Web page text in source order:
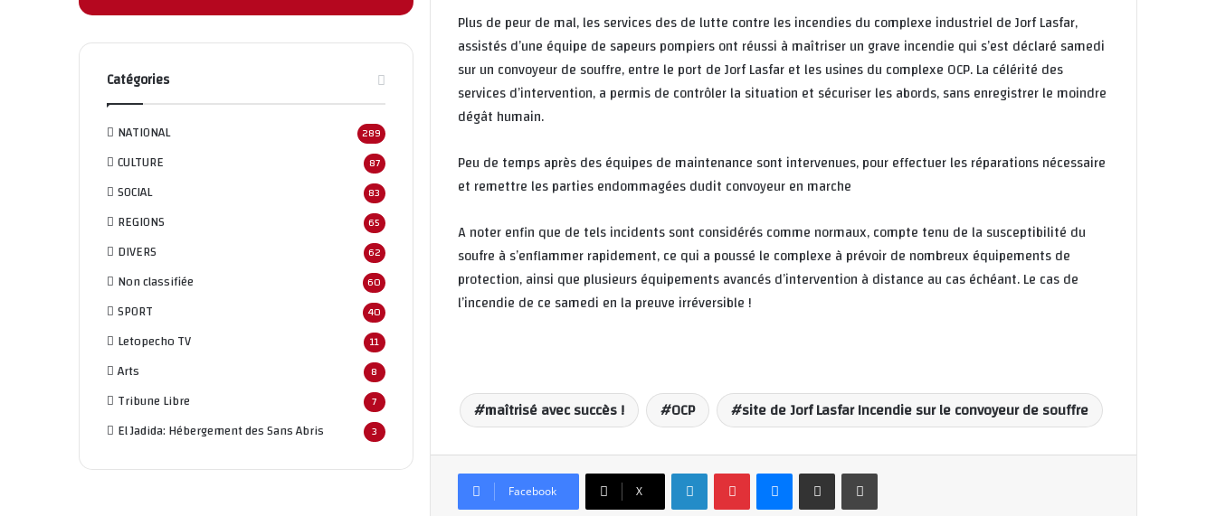
Plus de peur de mal, les services des de lutte contre les incendies du complexe industriel de Jorf Lasfar,
assistés d’une équipe de sapeurs pompiers ont réussi à maîtriser un grave incendie qui s’est déclaré samedi
sur un convoyeur de souffre, entre le port de Jorf Lasfar et les usines du complexe OCP. La célérité des
services d’intervention, a permis de contrôler la situation et sécuriser les abords, sans enregistrer le moindre
dégât humain.
Peu de temps après des équipes de maintenance sont intervenues, pour effectuer les réparations nécessaire
et remettre les parties endommagées dudit convoyeur en marche
A noter enfin que de tels incidents sont considérés comme normaux, compte tenu de la susceptibilité du
soufre à s’enflammer rapidement, ce qui a poussé le complexe à prévoir de nombreux équipements de
protection, ainsi que plusieurs équipements avancés d’intervention à distance au cas échéant. Le cas de
l’incendie de ce samedi en la preuve irréversible !
maîtrisé avec succès ! OCP site de Jorf Lasfar Incendie sur le convoyeur de souffre
Facebook X
Catégories
NATIONAL 289
CULTURE 87
SOCIAL 83
REGIONS 65
DIVERS 62
Non classifiée 60
SPORT 40
Letopecho TV 11
Arts 8
Tribune Libre 7
El Jadida: Hébergement des Sans Abris 3